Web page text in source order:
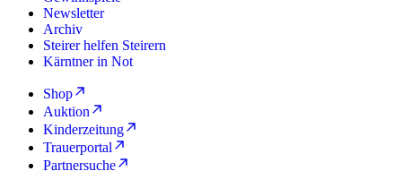
Newsletter
Archiv
Steirer helfen Steirern
Kärntner in Not
Shop
Auktion
Kinderzeitung
Trauerportal
Partnersuche